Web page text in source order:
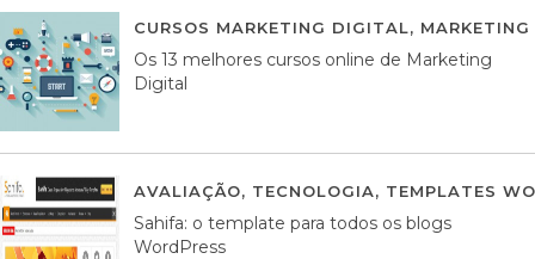
CURSOS MARKETING DIGITAL,
Os 13 melhores cursos online de Marketing
Digital
AVALIAÇÃO, TECNOLOGIA, TEMPLATES
Sahifa: o template para todos os blogs
WordPress